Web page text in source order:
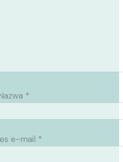
*
e-mail *